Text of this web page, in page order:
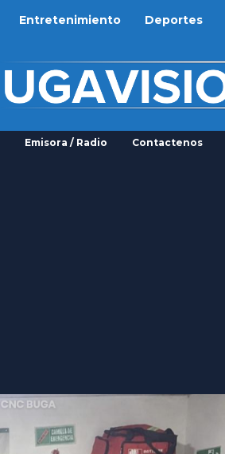
Entretenimiento Deportes
Emisora / Radio Contactenos